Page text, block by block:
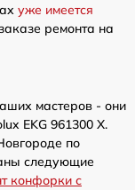
уже имеется
ремонта на
мастеров - они
EKG 961300 X.
по
следующие
конфорки с